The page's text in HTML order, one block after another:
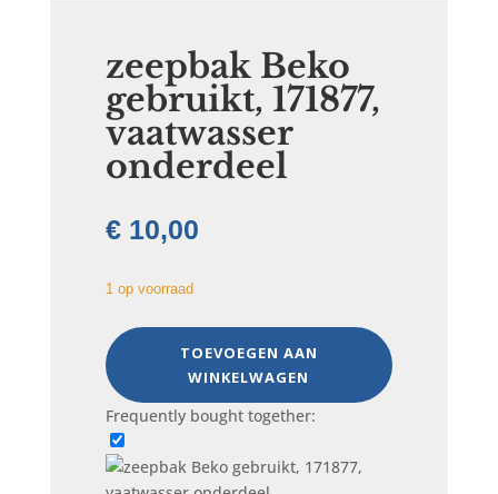
zeepbak Beko
gebruikt, 171877,
vaatwasser
onderdeel
€10,00
1 op voorraad
zeepbak
Beko
gebruikt,
171877,
vaatwasser
onderdeel
aantal
TOEVOEGEN AAN
WINKELWAGEN
Frequently bought together: